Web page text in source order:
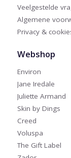
Veelgestelde
Algemene
Privacy &
Webshop
Environ
Jane Iredale
Juliette Armand
Skin by Dings
Creed
Voluspa
The Gift Label